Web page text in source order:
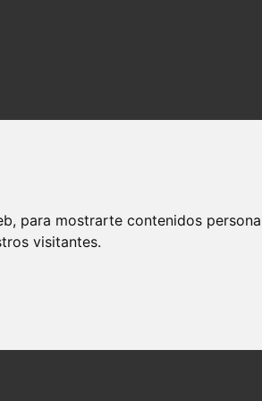
para mostrarte contenidos
visitantes.